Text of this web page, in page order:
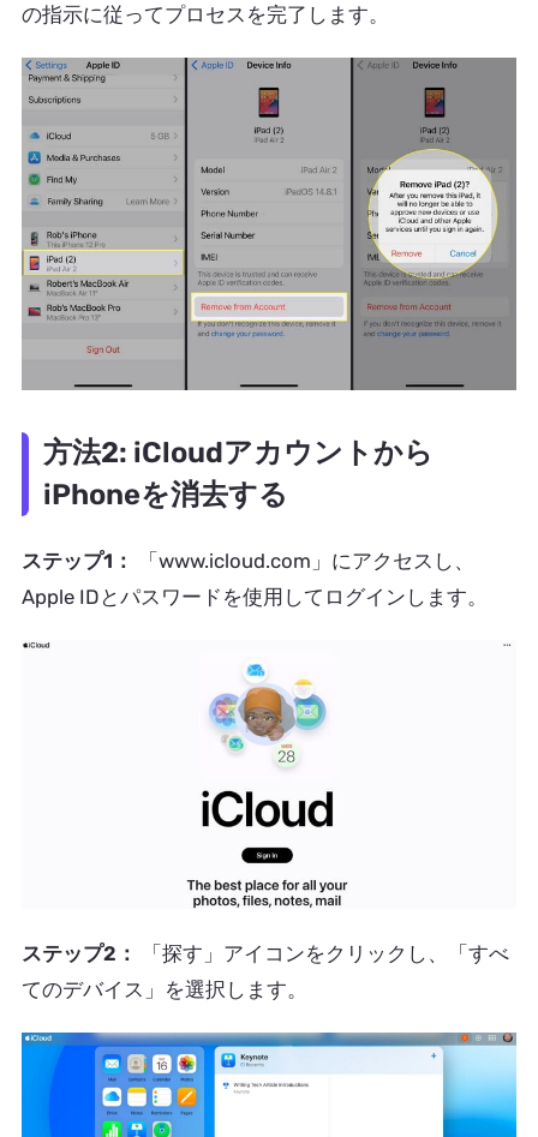
の指示に従ってプロセスを完了します。
方法2: iCloudアカウントから
iPhoneを消去する
ステップ1：
「www.icloud.com」にアクセスし、
Apple IDとパスワードを使用してログインします。
ステップ2：
「探す」アイコンをクリックし、「すべ
てのデバイス」を選択します。